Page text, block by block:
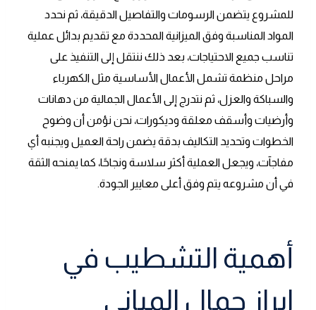
للمشروع يتضمن الرسومات والتفاصيل الدقيقة، ثم نحدد
المواد المناسبة وفق الميزانية المحددة مع تقديم بدائل عملية
تناسب جميع الاحتياجات، بعد ذلك ننتقل إلى التنفيذ على
مراحل منظمة تشمل الأعمال الأساسية مثل الكهرباء
والسباكة والعزل، ثم نتدرج إلى الأعمال الجمالية من دهانات
وأرضيات وأسقف معلقة وديكورات، نحن نؤمن أن وضوح
الخطوات وتحديد التكاليف بدقة يضمن راحة العميل ويجنبه أي
مفاجآت، ويجعل العملية أكثر سلاسة ونجاحًا، كما يمنحه الثقة
في أن مشروعه يتم وفق أعلى معايير الجودة.
أهمية التشطيب في
إبراز جمال المباني